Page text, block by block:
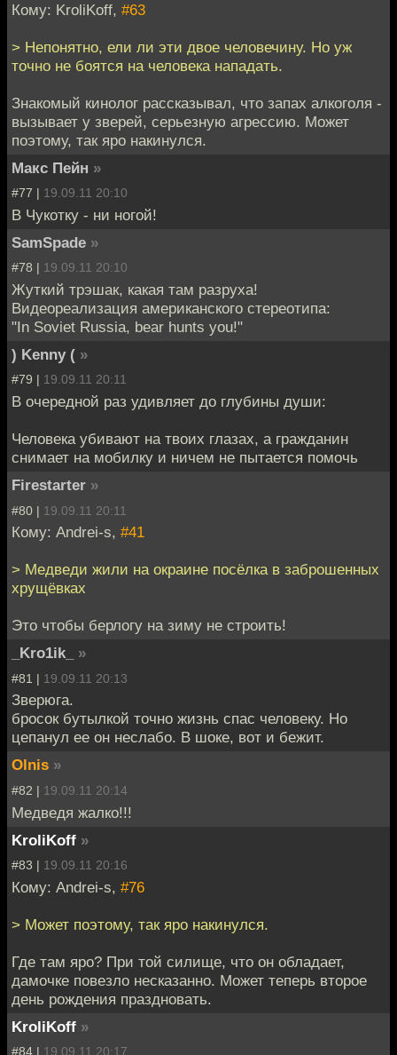
Кому: KroliKoff, #63
> Непонятно, ели ли эти двое человечину. Но уж
точно не боятся на человека нападать.
Знакомый кинолог рассказывал, что запах алкоголя -
вызывает у зверей, серьезную агрессию. Может
поэтому, так яро накинулся.
Макс Пейн »
#77 | 19.09.11 20:10
В Чукотку - ни ногой!
SamSpade »
#78 | 19.09.11 20:10
Жуткий трэшак, какая там разруха!
Видеореализация американского стереотипа:
"In Soviet Russia, bear hunts you!"
) Kenny ( »
#79 | 19.09.11 20:11
В очередной раз удивляет до глубины души:
Человека убивают на твоих глазах, а гражданин
снимает на мобилку и ничем не пытается помочь
Firestarter »
#80 | 19.09.11 20:11
Кому: Andrei-s, #41
> Медведи жили на окраине посёлка в заброшенных
хрущёвках
Это чтобы берлогу на зиму не строить!
_Kro1ik_
»
#81 | 19.09.11 20:13
Зверюга.
бросок бутылкой точно жизнь спас человеку. Но
цепанул ее он неслабо. В шоке, вот и бежит.
Olnis »
#82 | 19.09.11 20:14
Медведя жалко!!!
KroliKoff »
#83 | 19.09.11 20:16
Кому: Andrei-s, #76
> Может поэтому, так яро накинулся.
Где там яро? При той силище, что он обладает,
дамочке повезло несказанно. Может теперь второе
день рождения праздновать.
KroliKoff »
#84 | 19.09.11 20:17